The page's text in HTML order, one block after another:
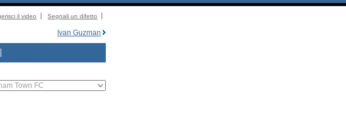
il video
Segnali un difetto
Ivan Guzman